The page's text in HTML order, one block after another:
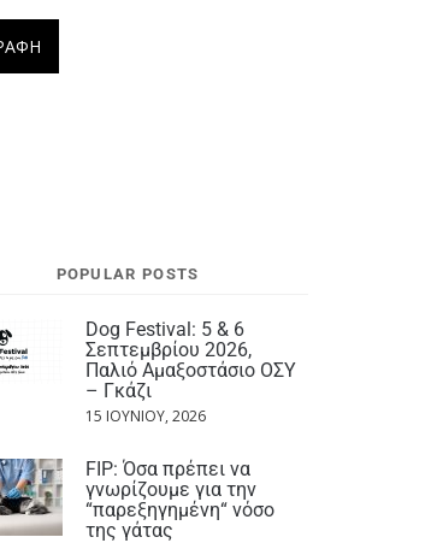
POPULAR POSTS
Dog Festival: 5 & 6
Σεπτεμβρίου 2026,
Παλιό Αμαξοστάσιο ΟΣΥ
– Γκάζι
15 ΙΟΥΝΊΟΥ, 2026
FIP: Όσα πρέπει να
γνωρίζουμε για την
“παρεξηγημένη“ νόσο
της γάτας